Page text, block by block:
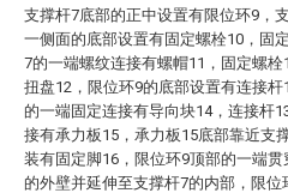
支撑杆7底部的正中设置有限位环9，
一侧面的底部设置有固定螺栓10，固
7的一端螺纹连接有螺帽11，固定螺
扭盘12，限位环9的底部设置有连接
的一端固定连接有导向块14，连接杆
接有承力板15，承力板15底部靠近支
装有固定脚16，限位环9顶部的一端
的外壁并延伸至支撑杆7的内部，限位